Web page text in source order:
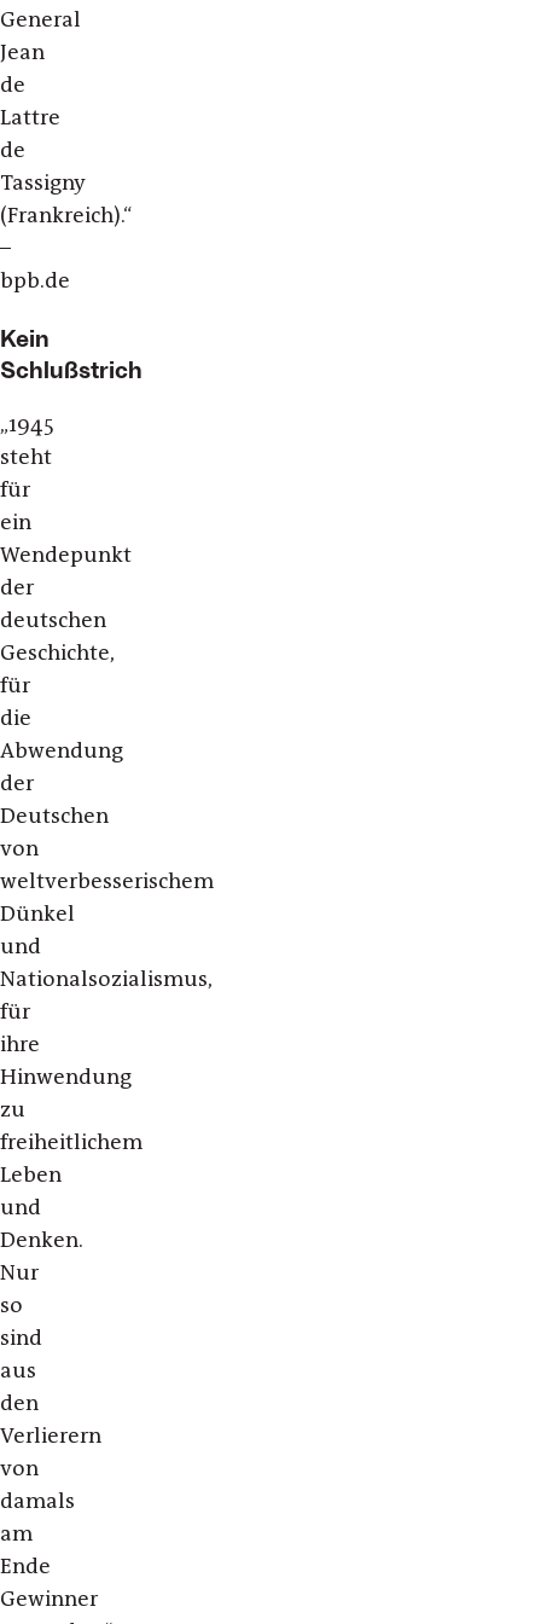
General
Jean
de
Lattre
de
Tassigny
(Frankreich).“
–
bpb.de
Kein
Schlußstrich
„1945
steht
für
ein
Wendepunkt
der
deutschen
Geschichte,
für
die
Abwendung
der
Deutschen
von
weltverbesserischem
Dünkel
und
Nationalsozialismus,
für
ihre
Hinwendung
zu
freiheitlichem
Leben
und
Denken.
Nur
so
sind
aus
den
Verlierern
von
damals
am
Ende
Gewinner